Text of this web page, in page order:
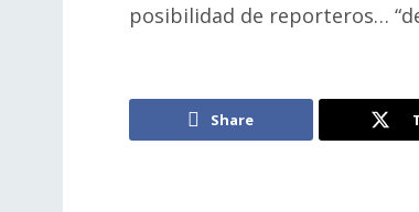
posibilidad de reporteros…
Share